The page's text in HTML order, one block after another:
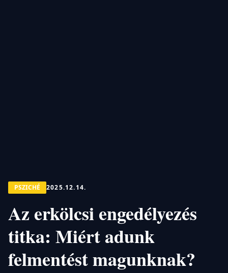
PSZICHÉ 2025.12.14.
Az erkölcsi engedélyezés
titka: Miért adunk
felmentést magunknak?